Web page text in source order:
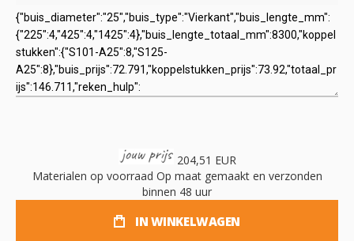
204,51 EUR
Materialen op voorraad Op maat gemaakt en verzonden
binnen 48 uur
IN WINKELWAGEN